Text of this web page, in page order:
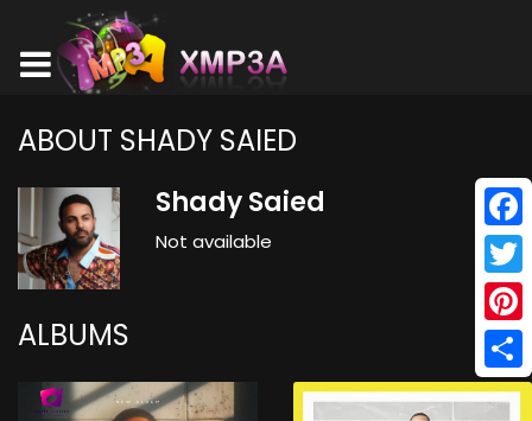
ABOUT SHADY SAIED
Shady Saied
Not available
ALBUMS